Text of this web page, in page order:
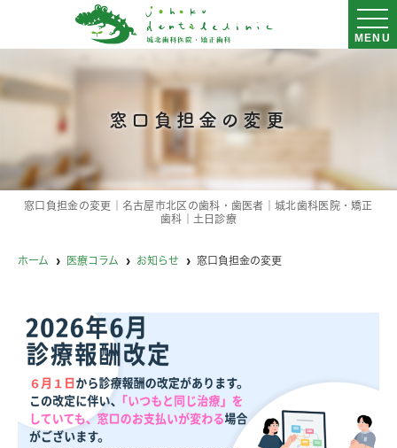
MENU
窓口負担金の変更
窓口負担金の変更｜名古屋市北区の歯科・歯医者｜城北歯科医院・矯正
歯科｜土日診療
ホーム 医療コラム お知らせ 窓口負担金の変更